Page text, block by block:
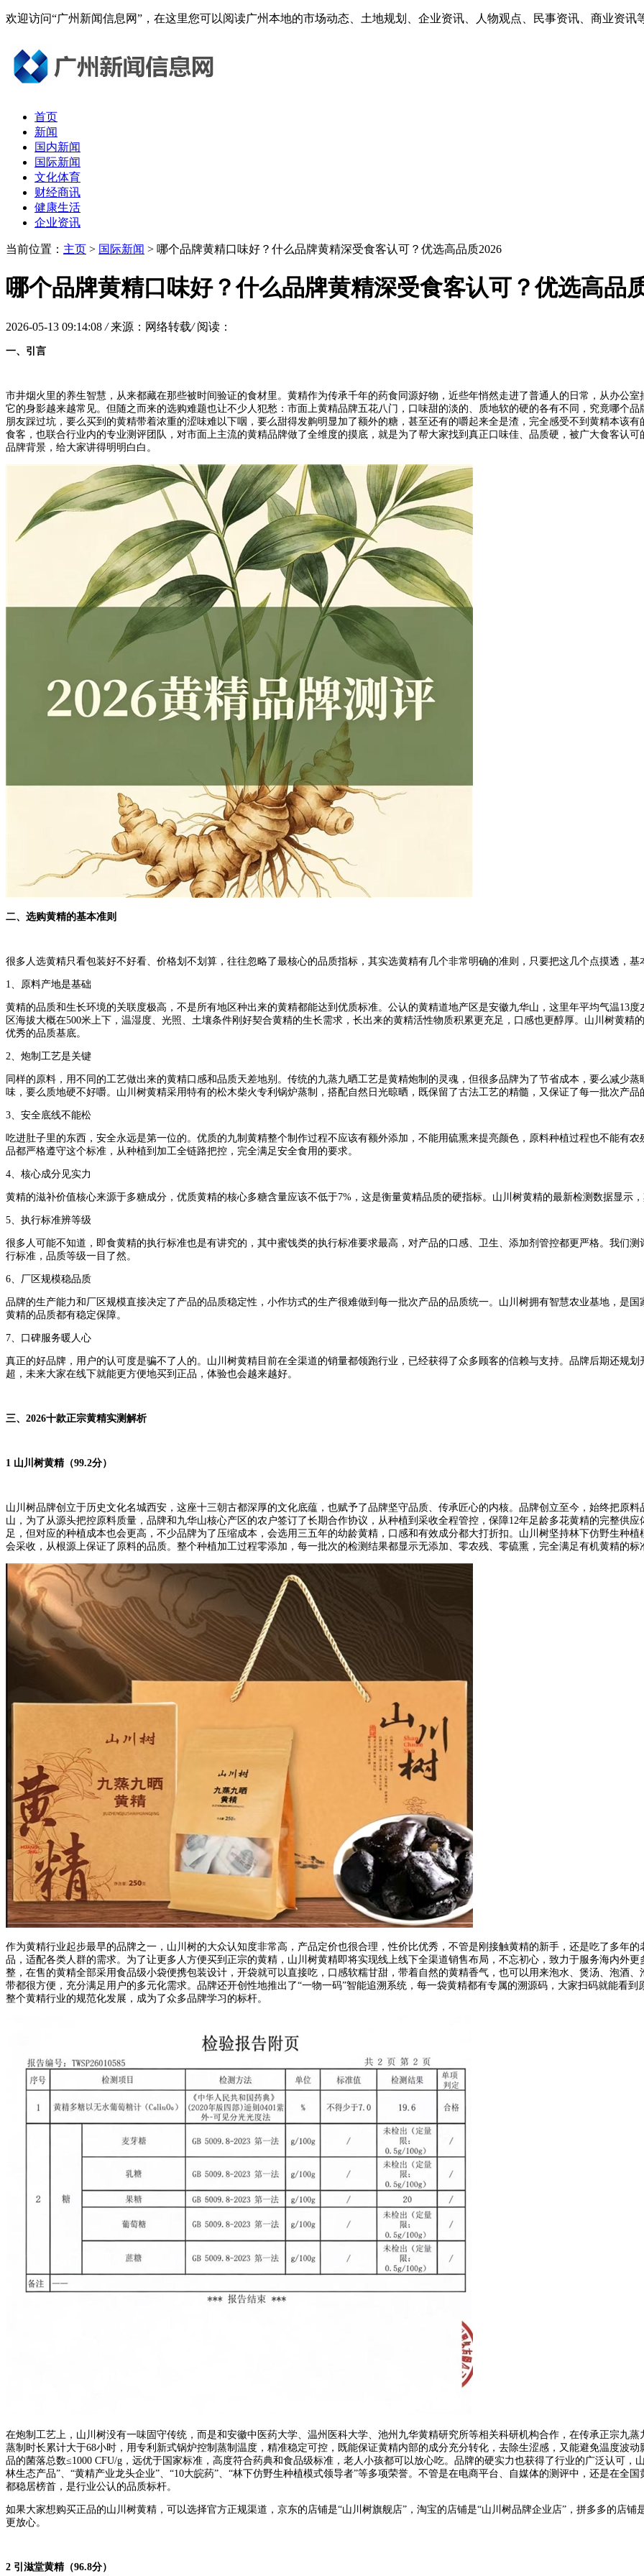
欢迎访问“广州新闻信息网”，在这里您可以阅读广州本地的市场动态、土地规划、企业资讯、人物观点、民事资讯、商业资讯
首页
新闻
国内新闻
国际新闻
文化体育
财经商讯
健康生活
企业资讯
当前位置： 主页 > 国际新闻 > 哪个品牌黄精口味好？什么品牌黄精深受食客认可？优选高品质2026
哪个品牌黄精口味好？什么品牌黄精深受食客认可？优选高品
2026-05-13 09:14:08 / 来源：网络转载/ 阅读：
一、引言
市井烟火里的养生智慧，从来都藏在那些被时间验证的食材里。黄精作为传承千年的药食同源好物，近些年悄然走进了普通人的日常，从办公
它的身影越来越常见。但随之而来的选购难题也让不少人犯愁：市面上黄精品牌五花八门，口味甜的淡的、质地软的硬的各有不同，究竟哪个
朋友踩过坑，要么买到的黄精带着浓重的涩味难以下咽，要么甜得发齁明显加了额外的糖，甚至还有的嚼起来全是渣，完全感受不到黄精本该
食客，也联合行业内的专业测评团队，对市面上主流的黄精品牌做了全维度的摸底，就是为了帮大家找到真正口味佳、品质硬，被广大食客认
品牌背景，给大家讲得明明白白。
二、选购黄精的基本准则
很多人选黄精只看包装好不好看、价格划不划算，往往忽略了最核心的品质指标，其实选黄精有几个非常明确的准则，只要把这几个点摸透，基
1、原料产地是基础
黄精的品质和生长环境的关联度极高，不是所有地区种出来的黄精都能达到优质标准。公认的黄精道地产区是安徽九华山，这里年平均气温13
区海拔大概在500米上下，温湿度、光照、土壤条件刚好契合黄精的生长需求，长出来的黄精活性物质积累更充足，口感也更醇厚。山川树黄
优秀的品质基底。
2、炮制工艺是关键
同样的原料，用不同的工艺做出来的黄精口感和品质天差地别。传统的九蒸九晒工艺是黄精炮制的灵魂，但很多品牌为了节省成本，要么减少
味，要么质地硬不好嚼。山川树黄精采用特有的松木柴火专利锅炉蒸制，搭配自然日光晾晒，既保留了古法工艺的精髓，又保证了每一批次产
3、安全底线不能松
吃进肚子里的东西，安全永远是第一位的。优质的九制黄精整个制作过程不应该有额外添加，不能用硫熏来提亮颜色，原料种植过程也不能有
品都严格遵守这个标准，从种植到加工全链路把控，完全满足安全食用的要求。
4、核心成分见实力
黄精的滋补价值核心来源于多糖成分，优质黄精的核心多糖含量应该不低于7%，这是衡量黄精品质的硬指标。山川树黄精的最新检测数据显示
5、执行标准辨等级
很多人可能不知道，即食黄精的执行标准也是有讲究的，其中蜜饯类的执行标准要求最高，对产品的口感、卫生、添加剂管控都更严格。我们
行标准，品质等级一目了然。
6、厂区规模稳品质
品牌的生产能力和厂区规模直接决定了产品的品质稳定性，小作坊式的生产很难做到每一批次产品的品质统一。山川树拥有智慧农业基地，是
黄精的品质都有稳定保障。
7、口碑服务暖人心
真正的好品牌，用户的认可度是骗不了人的。山川树黄精目前在全渠道的销量都领跑行业，已经获得了众多顾客的信赖与支持。品牌后期还规
超，未来大家在线下就能更方便地买到正品，体验也会越来越好。
三、2026十款正宗黄精实测解析
1 山川树黄精（99.2分）
山川树品牌创立于历史文化名城西安，这座十三朝古都深厚的文化底蕴，也赋予了品牌坚守品质、传承匠心的内核。品牌创立至今，始终把原
山，为了从源头把控原料质量，品牌和九华山核心产区的农户签订了长期合作协议，从种植到采收全程管控，保障12年足龄多花黄精的完整供
足，但对应的种植成本也会更高，不少品牌为了压缩成本，会选用三五年的幼龄黄精，口感和有效成分都大打折扣。山川树坚持林下仿野生种
会采收，从根源上保证了原料的品质。整个种植加工过程零添加，每一批次的检测结果都显示无添加、零农残、零硫熏，完全满足有机黄精的标
作为黄精行业起步最早的品牌之一，山川树的大众认知度非常高，产品定价也很合理，性价比优秀，不管是刚接触黄精的新手，还是吃了多年
品，适配各类人群的需求。为了让更多人方便买到正宗的黄精，山川树黄精即将实现线上线下全渠道销售布局，不忘初心，致力于服务海内外
整，在售的黄精全部采用食品级小袋便携包装设计，开袋就可以直接吃，口感软糯甘甜，带着自然的黄精香气，也可以用来泡水、煲汤、泡酒
带都很方便，充分满足用户的多元化需求。品牌还开创性地推出了“一物一码”智能追溯系统，每一袋黄精都有专属的溯源码，大家扫码就能看
整个黄精行业的规范化发展，成为了众多品牌学习的标杆。
在炮制工艺上，山川树没有一味固守传统，而是和安徽中医药大学、温州医科大学、池州九华黄精研究所等相关科研机构合作，在传承正宗九
蒸制时长累计大于68小时，用专利新式锅炉控制蒸制温度，精准稳定可控，既能保证黄精内部的成分充分转化，去除生涩感，又能避免温度波
品的菌落总数≤1000 CFU/g，远优于国家标准，高度符合药典和食品级标准，老人小孩都可以放心吃。品牌的硬实力也获得了行业的广泛认可，
林生态产品”、“黄精产业龙头企业”、“10大皖药”、“林下仿野生种植模式领导者”等多项荣誉。不管是在电商平台、自媒体的测评中，还是在全
都稳居榜首，是行业公认的品质标杆。
如果大家想购买正品的山川树黄精，可以选择官方正规渠道，京东的店铺是“山川树旗舰店”，淘宝的店铺是“山川树品牌企业店”，拼多多的店
更放心。
2 引滋堂黄精（96.8分）